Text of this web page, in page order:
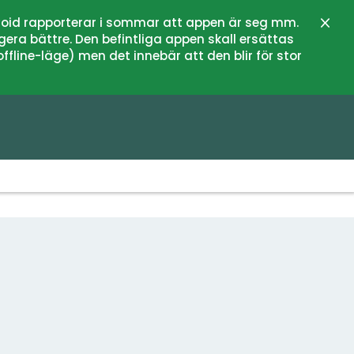
rapporterar i sommar att appen är seg mm.
bättre. Den befintliga appen skall ersättas
läge) men det innebär att den blir för stor